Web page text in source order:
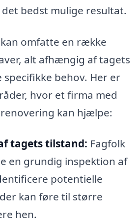
bedst mulige resultat.
omfatte en række
alt afhængig af tagets
behov. Her er
hvor et firma med
kan hjælpe:
tagets tilstand: Fagfolk
en grundig inspektion af
potentielle
kan føre til større
hen.